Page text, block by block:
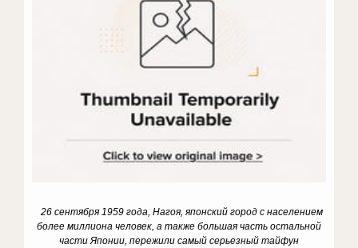
26 сентября 1959 года, Нагоя, японский город с населением
более миллиона человек, а также большая часть остальной
части Японии, пережили самый серьезный тайфун